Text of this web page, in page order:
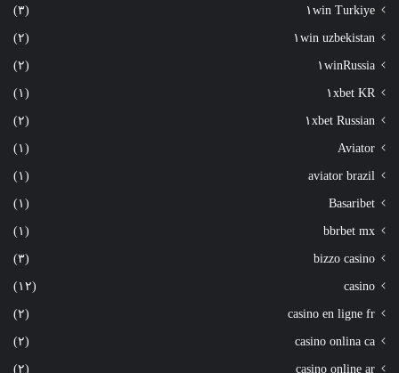
١win Turkiye (٣)
١win uzbekistan (٢)
١winRussia (٢)
١xbet KR (١)
١xbet Russian (٢)
Aviator (١)
aviator brazil (١)
Basaribet (١)
bbrbet mx (١)
bizzo casino (٣)
casino (١٢)
casino en ligne fr (٢)
casino onlina ca (٢)
casino online ar (٢)